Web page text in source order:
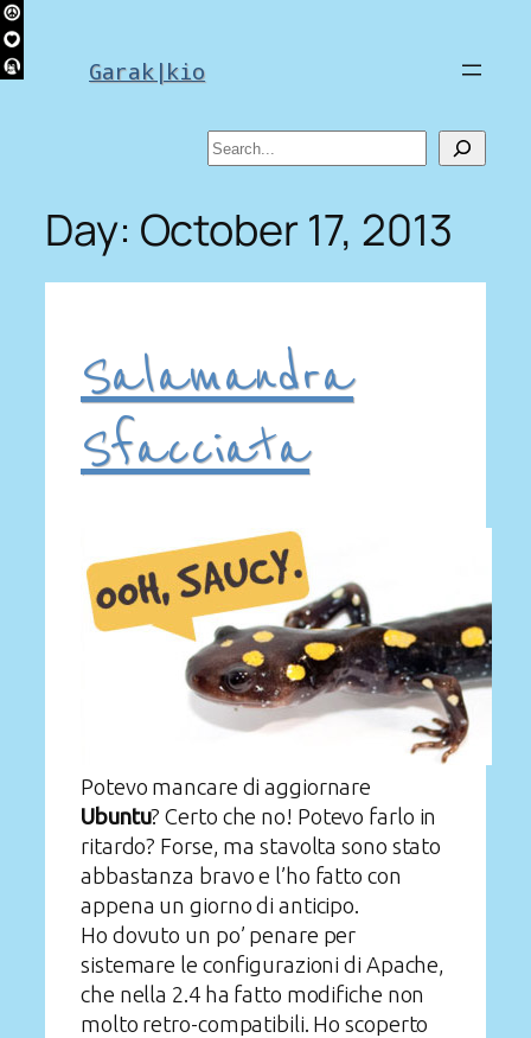
Skip
to
content Garak|kio
Search
Day: October 17, 2013
Salamandra
Sfacciata
Potevo mancare di aggiornare
Ubuntu? Certo che no! Potevo farlo in
ritardo? Forse, ma stavolta sono stato
abbastanza bravo e l’ho fatto con
appena un giorno di anticipo.
Ho dovuto un po’ penare per
sistemare le configurazioni di Apache,
che nella 2.4 ha fatto modifiche non
molto retro-compatibili. Ho scoperto